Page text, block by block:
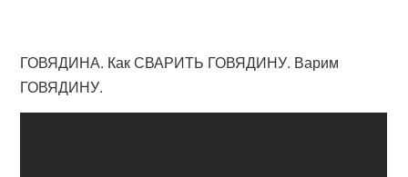
ГОВЯДИНА. Как СВАРИТЬ ГОВЯДИНУ. Варим
ГОВЯДИНУ.